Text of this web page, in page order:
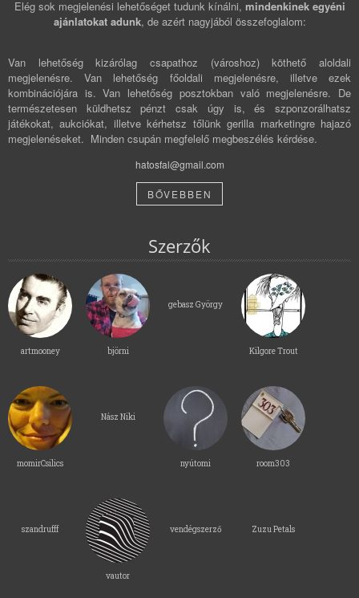
Elég sok megjelenési lehetőséget tudunk kínálni, mindenkinek egyéni
ajánlatokat adunk, de azért nagyjából összefoglalom:
Van lehetőség kizárólag csapathoz (városhoz) köthető aloldali
megjelenésre. Van lehetőség főoldali megjelenésre, illetve ezek
kombinációjára is. Van lehetőség posztokban való megjelenésre. De
természetesen küldhetsz pénzt csak úgy is, és szponzorálhatsz
játékokat, aukciókat, illetve kérhetsz tőlünk gerilla marketingre hajazó
megjelenéseket. Minden csupán megfelelő megbeszélés kérdése.
hatosfal@gmail.com
BŐVEBBEN
Szerzők
artmooney björni
gebasz György
Kilgore Trout
momirCsilics
Nász Niki
nyútomi room303
szandrufff
vautor
vendégszerző Zuzu Petals